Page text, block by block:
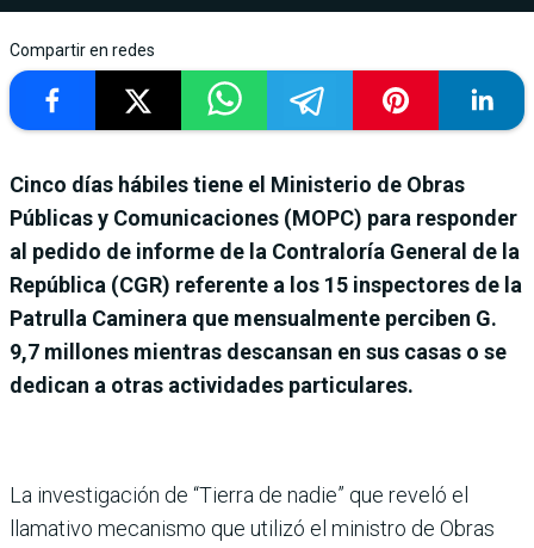
Compartir en redes
Cinco días hábiles tiene el Ministerio de Obras
Públicas y Comunicaciones (MOPC) para responder
al pedido de informe de la Contraloría General de la
República (CGR) referente a los 15 inspectores de la
Patrulla Caminera que mensualmente perciben G.
9,7 millones mientras descansan en sus casas o se
dedican a otras actividades particulares.
La investigación de “Tie­rra de nadie” que reveló el
llamativo meca­nismo que utilizó el ministro de Obras